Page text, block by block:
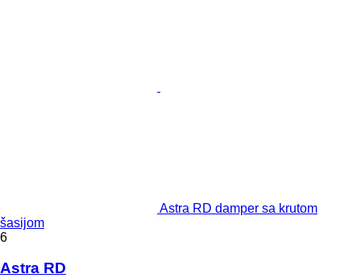
Astra RD damper sa krutom
šasijom
6
Astra RD